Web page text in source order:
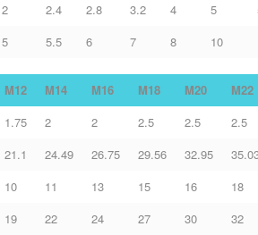
2 2.4 2.8 3.2 4 5
5 5.5 6 7 8 10
M12 M14 M16 M18 M20
M22
1.75 2 2 2.5 2.5
2.5
21.1 24.49 26.75 29.56 32.95
10 11 13 15 16
18
19 22 24 27 30 32